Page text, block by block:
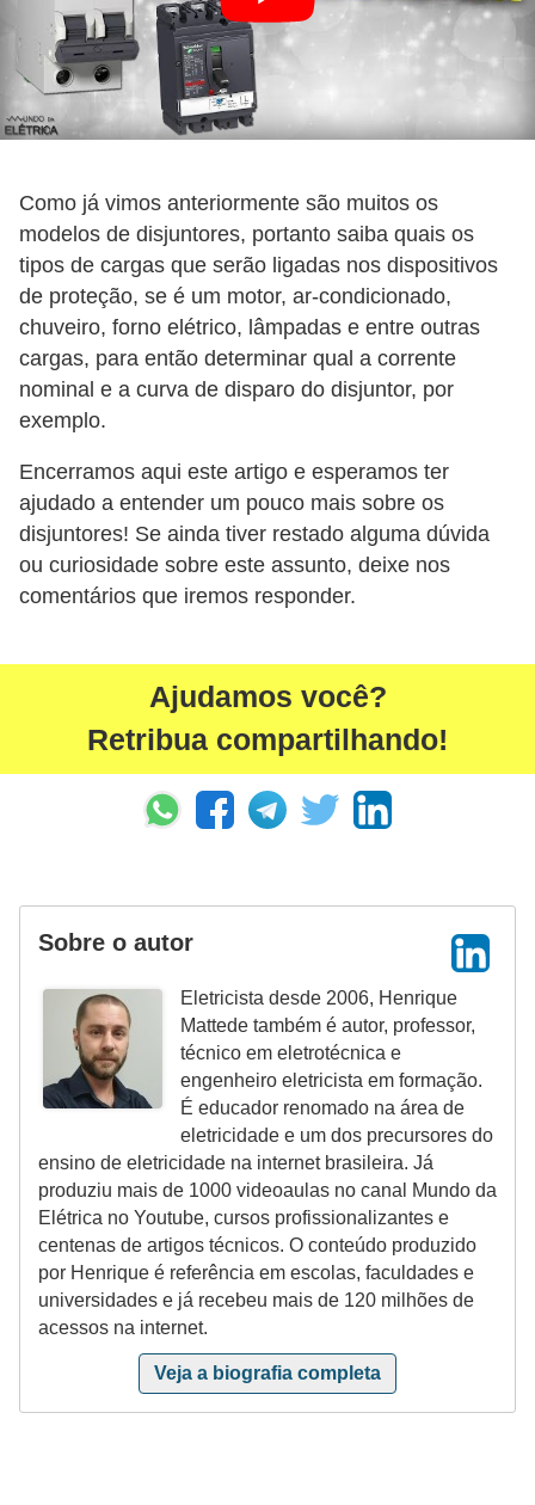
Como já vimos anteriormente são muitos os
modelos de disjuntores, portanto saiba quais os
tipos de cargas que serão ligadas nos dispositivos
de proteção, se é um motor, ar-condicionado,
chuveiro, forno elétrico, lâmpadas e entre outras
cargas, para então determinar qual a corrente
nominal e a curva de disparo do disjuntor, por
exemplo.
Encerramos aqui este artigo e esperamos ter
ajudado a entender um pouco mais sobre os
disjuntores! Se ainda tiver restado alguma dúvida
ou curiosidade sobre este assunto, deixe nos
comentários que iremos responder.
Ajudamos você?
Retribua compartilhando!
Sobre o autor
Eletricista desde 2006, Henrique
Mattede também é autor, professor,
técnico em eletrotécnica e
engenheiro eletricista em formação.
É educador renomado na área de
eletricidade e um dos precursores do
ensino de eletricidade na internet brasileira. Já
produziu mais de 1000 videoaulas no canal Mundo da
Elétrica no Youtube, cursos profissionalizantes e
centenas de artigos técnicos. O conteúdo produzido
por Henrique é referência em escolas, faculdades e
universidades e já recebeu mais de 120 milhões de
acessos na internet.
Veja a biografia completa
e
s
d
n
i
a
l
s
t
r
u
e
m
e
ã
P
r
o
j
e
s